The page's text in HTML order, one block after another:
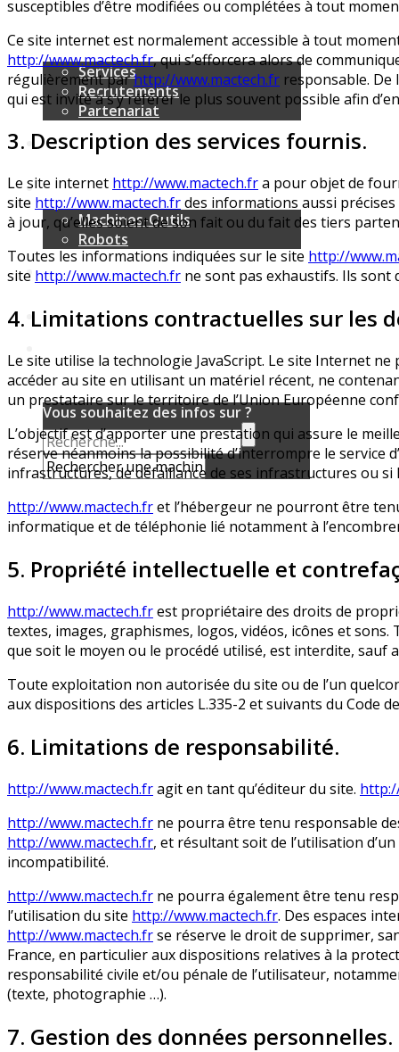
Services
Recrutements
Partenariat
Machines-Outils
Robots
Vous souhaitez des infos sur ?
susceptibles d’être modifiées ou complétées à tout
Ce site internet est normalement accessible à tout
http://www.mactech.fr, qui s’efforcera alors de
régulièrement parhttp://www.mactech.fr responsable. De
qui est invité à s’y référer le plus souvent possible afin
3. Description des services fournis.
Le site internet http://www.mactech.fra pour objet de
site http://www.mactech.frdes informations aussi
à jour, qu’elles soient de son fait ou du fait des tiers
Toutes les informations indiquées sur le site http://
site http://www.mactech.fr ne sont pas exhaustifs. Ils sont
4. Limitations contractuelles sur les
Le site utilise la technologie JavaScript. Le site Internet
accéder au site en utilisant un matériel récent, ne
un prestataire sur le territoire de l’Union Européenne
L’objectif est d’apporter une prestation qui assure le
réserve néanmoins la possibilité d’interrompre le service
infrastructures, de défaillance de ses infrastructures ou
http://www.mactech.fret l’hébergeur ne pourront être
informatique et de téléphonie lié notamment à
5. Propriété intellectuelle et
http://www.mactech.frest propriétaire des droits de
textes, images, graphismes, logos, vidéos, icônes et
que soit le moyen ou le procédé utilisé, est interdite, sauf
Toute exploitation non autorisée du site ou de l’un
aux dispositions des articles L.335-2 et suivants du Code
6. Limitations de responsabilité.
http://www.mactech.fragit en tant qu’éditeur du site.
http://www.mactech.fr ne pourra être tenu responsable
http://www.mactech.fr, et résultant soit de l’utilisation
incompatibilité.
http://www.mactech.fr ne pourra également être tenu
l’utilisation du site http://www.mactech.fr. Des espaces
http://www.mactech.frse réserve le droit de supprimer,
France, en particulier aux dispositions relatives à la
responsabilité civile et/ou pénale de l’utilisateur,
(texte, photographie …).
7. Gestion des données personnelles.